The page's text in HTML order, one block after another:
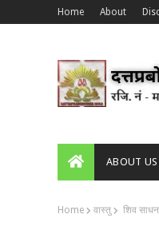
Home About
ABOUT US
Home वास्तु शिव